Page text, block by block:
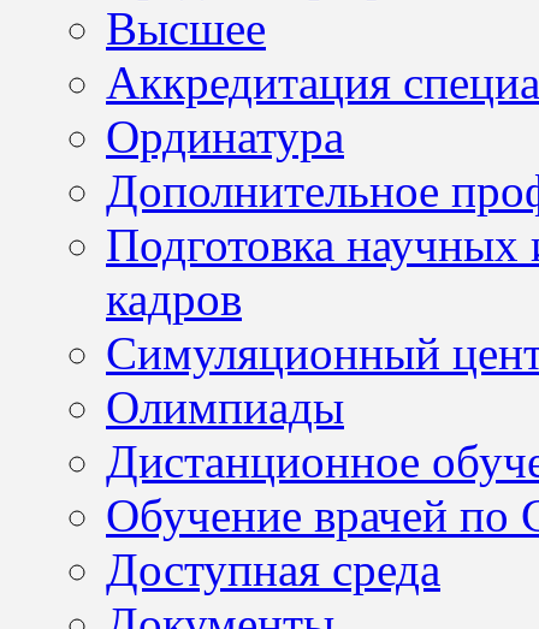
Высшее
Аккредитация
Ординатура
Дополнительное
Подготовка научных
кадров
Симуляционный
Олимпиады
Дистанционное
Обучение врачей по
Доступная среда